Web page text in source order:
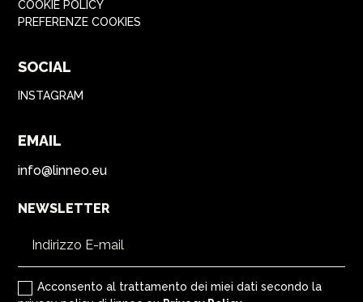
COOKIE POLICY
PREFERENZE COOKIES
SOCIAL
INSTAGRAM
EMAIL
info@linneo.eu
NEWSLETTER
Acconsento al trattamento dei miei dati secondo la